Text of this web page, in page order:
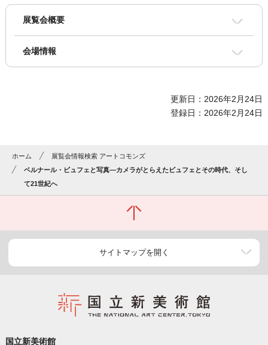
展覧会概要
会場情報
更新日：2026年2月24日
登録日：2026年2月24日
ホーム
展覧会情報検索 アートコモンズ
ベルナール・ビュフェと写真―カメラがとらえたビュフェとその時代、そし
て21世紀へ
サイトマップを開く
国立新美術館